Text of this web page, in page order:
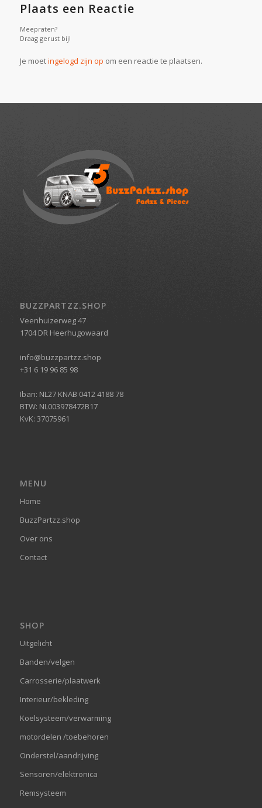
Plaats een Reactie
Meepraten?
Draag gerust bij!
Je moetingelogd zijn op om een reactie te plaatsen.
BUZZPARTZZ.SHOP
Veenhuizerweg 47
1704 DR Heerhugowaard
info@buzzpartzz.shop
+31 6 19 96 85 98
Iban: NL27 KNAB 0412 4188 78
BTW: NL003978472B17
KvK: 37075961
MENU
Home
BuzzPartzz.shop
Over ons
Contact
SHOP
Uitgelicht
Banden/velgen
Carrosserie/plaatwerk
Interieur/bekleding
Koelsysteem/verwarming
motordelen /toebehoren
Onderstel/aandrijving
Sensoren/elektronica
Remsysteem